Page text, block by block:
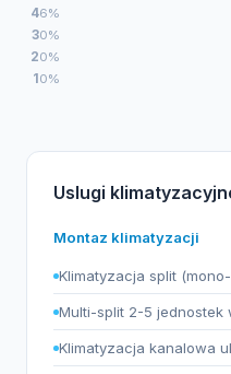
46%
30%
20%
10%
Uslugi
Montaz klimatyzacji
Klimatyzacja split
Multi-split 2-5 jednostek
Klimatyzacja kanalowa